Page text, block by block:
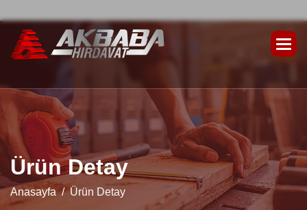
Ürün Detay
Anasayfa Ürün Detay